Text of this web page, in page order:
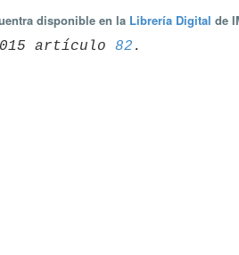
disponible en la Librería Digital de
artículo 82